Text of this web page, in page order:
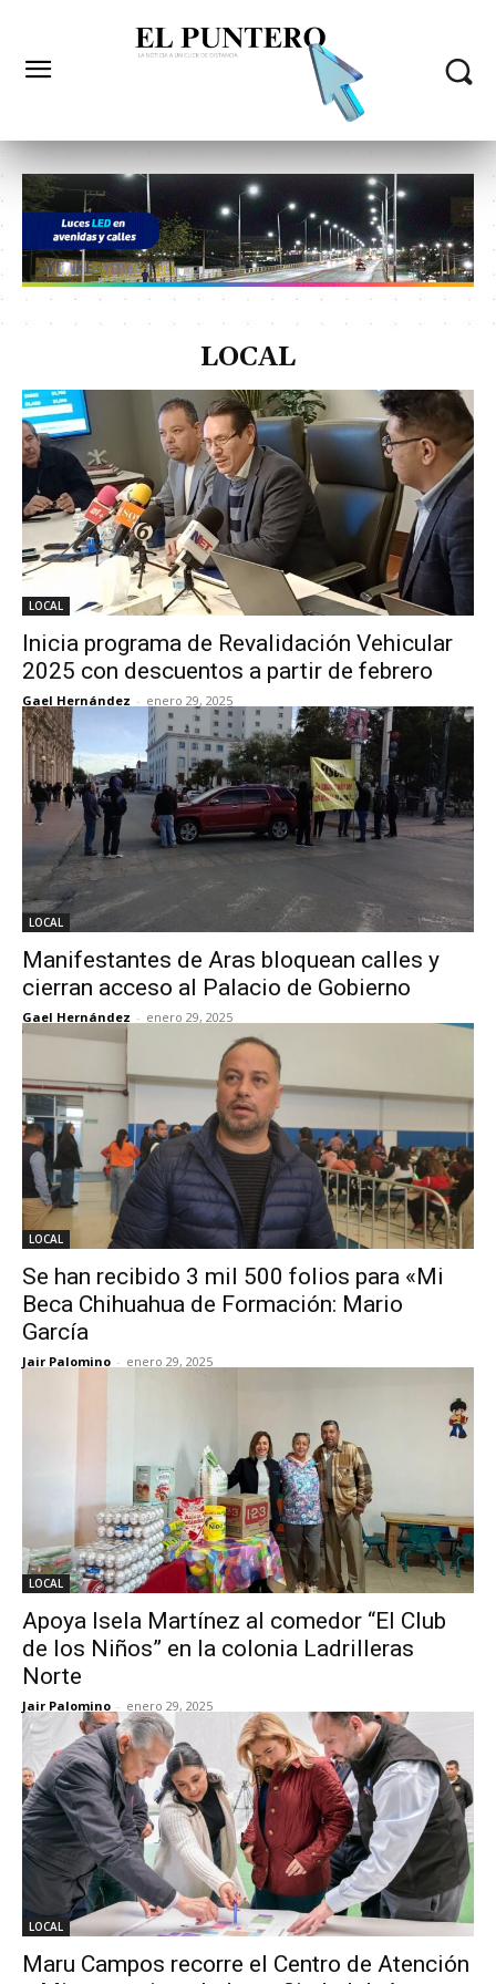
LOCAL
LOCAL
Inicia programa de Revalidación Vehicular
2025 con descuentos a partir de febrero
Gael Hernández - enero 29, 2025
LOCAL
Manifestantes de Aras bloquean calles y
cierran acceso al Palacio de Gobierno
Gael Hernández - enero 29, 2025
LOCAL
Se han recibido 3 mil 500 folios para «Mi
Beca Chihuahua de Formación: Mario
García
Jair Palomino - enero 29, 2025
LOCAL
Apoya Isela Martínez al comedor “El Club
de los Niños” en la colonia Ladrilleras
Norte
Jair Palomino - enero 29, 2025
LOCAL
Maru Campos recorre el Centro de Atención